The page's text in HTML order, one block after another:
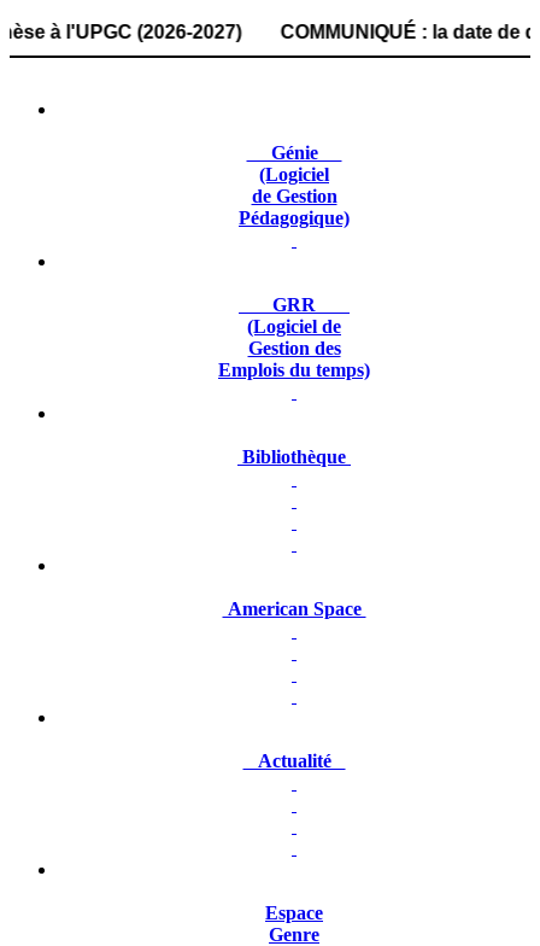
l'UPGC (2026-2027) COMMUNIQUÉ : la date de
Génie
(Logiciel
de Gestion
Pédagogique)
GRR
(Logiciel de
Gestion des
Emplois du temps)
Bibliothèque
American Space
Actualité
Espace
Genre